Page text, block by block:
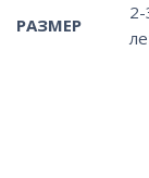
РАЗМЕР
2-